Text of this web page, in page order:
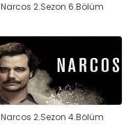
Narcos 2.Sezon 6.Bölüm
Narcos 2.Sezon 4.Bölüm